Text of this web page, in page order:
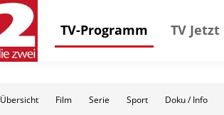
TV-Programm TV Jetzt
Übersicht Film Serie Sport Doku / Info